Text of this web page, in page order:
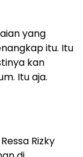
yang
itu. Itu
kan
Itu aja.
Rizky